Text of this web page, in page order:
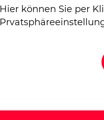
Hier können Sie per